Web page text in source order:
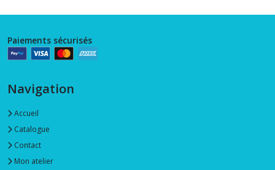
Paiements sécurisés
Navigation
Accueil
Catalogue
Contact
Mon atelier